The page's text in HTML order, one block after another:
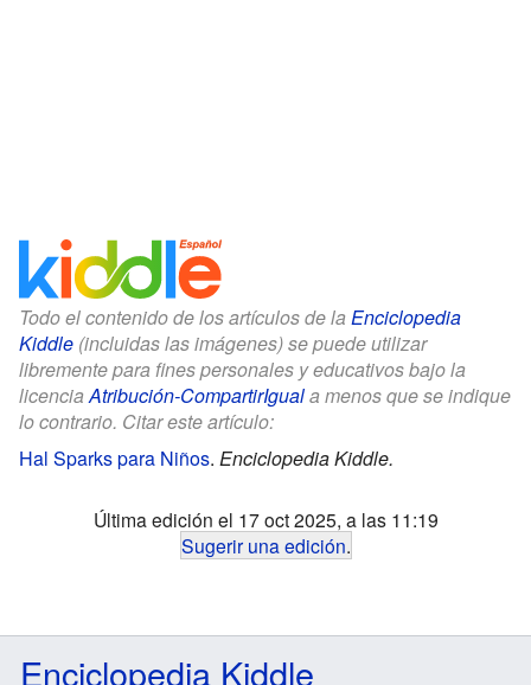
Todo el contenido de los artículos de la Enciclopedia
Kiddle (incluidas las imágenes) se puede utilizar
libremente para fines personales y educativos bajo la
licenciaAtribución-CompartirIguala menos que se indique
lo contrario. Citar este artículo:
Hal Sparks para Niños. Enciclopedia Kiddle.
Última edición el 17 oct 2025, a las 11:19
Sugerir una edición.
Enciclopedia Kiddle